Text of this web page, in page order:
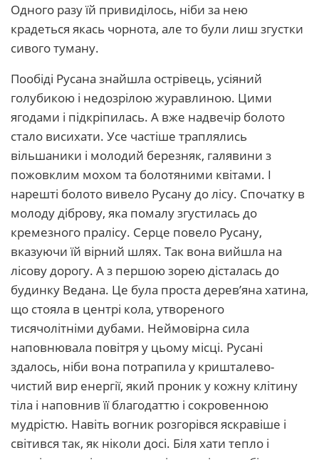
Одного разу їй привиділось, ніби за нею
крадеться якась чорнота, але то були лиш згустки
сивого туману.
Пообіді Русана знайшла острівець, усіяний
голубикою і недозрілою журавлиною. Цими
ягодами і підкріпилась. А вже надвечір болото
стало висихати. Усе частіше траплялись
вільшаники і молодий березняк, галявини з
пожовклим мохом та болотяними квітами. І
нарешті болото вивело Русану до лісу. Спочатку в
молоду діброву, яка помалу згустилась до
кремезного пралісу. Серце повело Русану,
вказуючи їй вірний шлях. Так вона вийшла на
лісову дорогу. А з першою зорею дісталась до
будинку Ведана. Це була проста дерев’яна хатина,
що стояла в центрі кола, утвореного
тисячолітніми дубами. Неймовірна сила
наповнювала повітря у цьому місці. Русані
здалось, ніби вона потрапила у кришталево-
чистий вир енергії, який проник у кожну клітину
тіла і наповнив її благодаттю і сокровенною
мудрістю. Навіть вогник розгорівся яскравіше і
світився так, як ніколи досі. Біля хати тепло і